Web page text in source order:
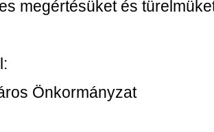
megértésüket és
Önkormányzat